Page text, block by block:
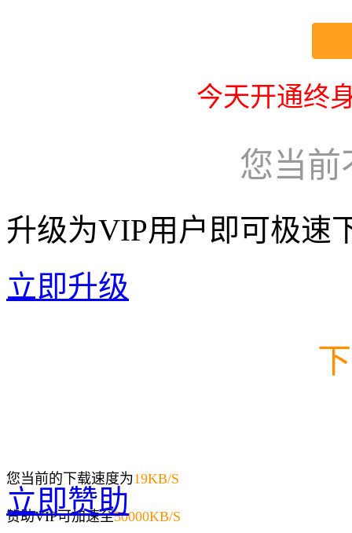
今天开通终
您当前
升级为VIP用户即可极速
立即升级
您当前的下载速度为19KB/S
赞助VIP可加速至50000KB/S
立即赞助